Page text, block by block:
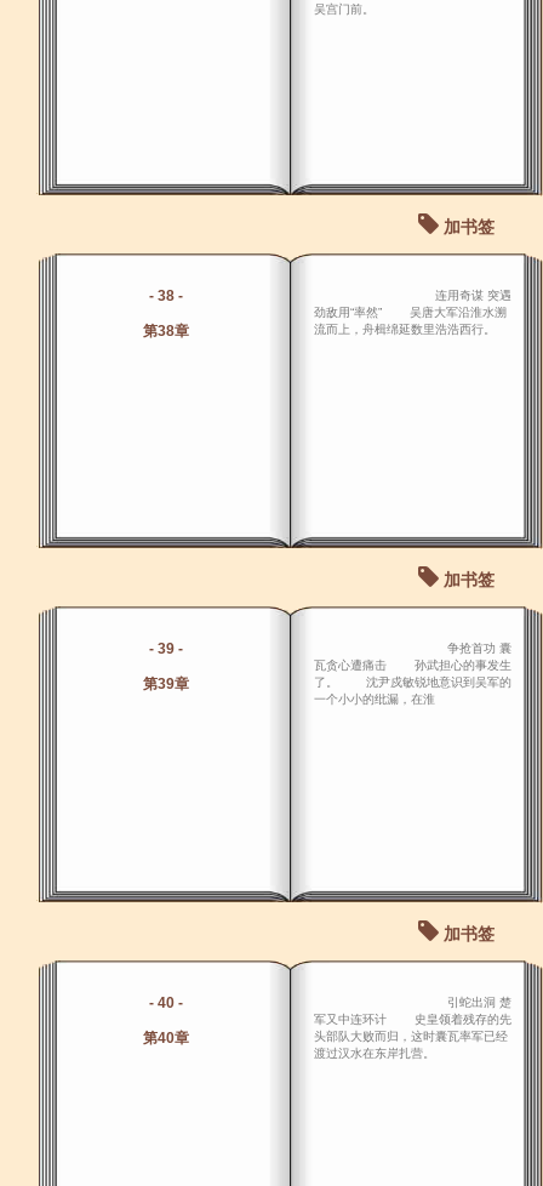
吴宫门前。
加书签
- 38 -
第38章
连用奇谋 突遇
劲敌用“率然” 吴唐大军沿淮水溯
流而上，舟楫绵延数里浩浩西行。
加书签
- 39 -
第39章
争抢首功 囊
瓦贪心遭痛击 孙武担心的事发生
了。 沈尹戍敏锐地意识到吴军的
一个小小的纰漏，在淮
加书签
- 40 -
第40章
引蛇出洞 楚
军又中连环计 史皇领着残存的先
头部队大败而归，这时囊瓦率军已经
渡过汉水在东岸扎营。